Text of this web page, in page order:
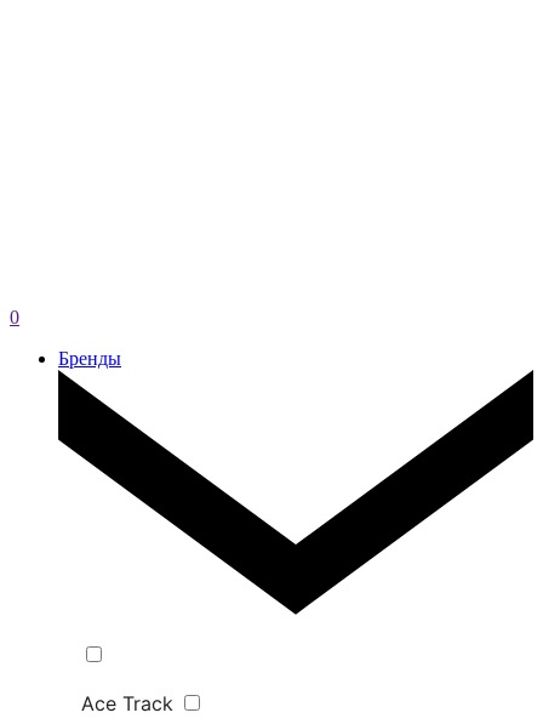
0
Бренды
Ace Track